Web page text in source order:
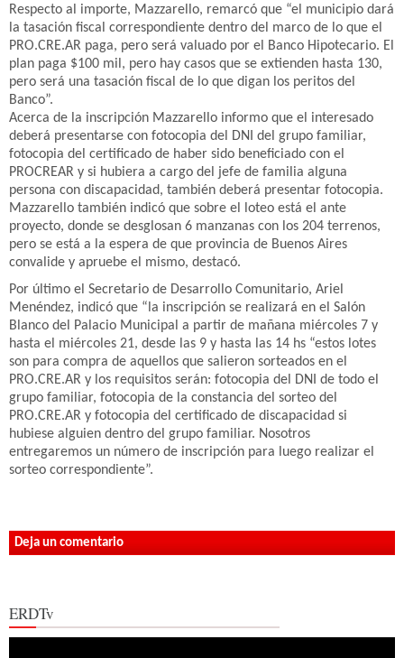
Respecto al importe, Mazzarello, remarcó que “el municipio dará
la tasación fiscal correspondiente dentro del marco de lo que el
PRO.CRE.AR paga, pero será valuado por el Banco Hipotecario. El
plan paga $100 mil, pero hay casos que se extienden hasta 130,
pero será una tasación fiscal de lo que digan los peritos del
Banco”.
Acerca de la inscripción Mazzarello informo que el interesado
deberá presentarse con fotocopia del DNI del grupo familiar,
fotocopia del certificado de haber sido beneficiado con el
PROCREAR y si hubiera a cargo del jefe de familia alguna
persona con discapacidad, también deberá presentar fotocopia.
Mazzarello también indicó que sobre el loteo está el ante
proyecto, donde se desglosan 6 manzanas con los 204 terrenos,
pero se está a la espera de que provincia de Buenos Aires
convalide y apruebe el mismo, destacó.
Por último el Secretario de Desarrollo Comunitario, Ariel
Menéndez, indicó que “la inscripción se realizará en el Salón
Blanco del Palacio Municipal a partir de mañana miércoles 7 y
hasta el miércoles 21, desde las 9 y hasta las 14 hs “estos lotes
son para compra de aquellos que salieron sorteados en el
PRO.CRE.AR y los requisitos serán: fotocopia del DNI de todo el
grupo familiar, fotocopia de la constancia del sorteo del
PRO.CRE.AR y fotocopia del certificado de discapacidad si
hubiese alguien dentro del grupo familiar. Nosotros
entregaremos un número de inscripción para luego realizar el
sorteo correspondiente”.
Deja un comentario
ERDTv